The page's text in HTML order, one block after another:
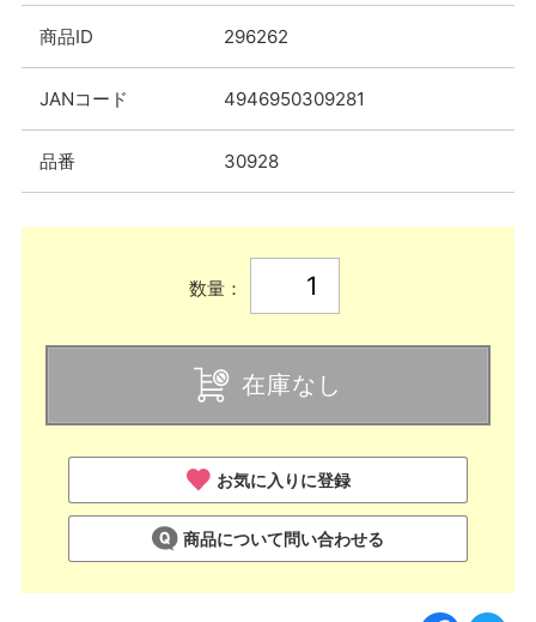
商品ID 296262
JANコード 4946950309281
品番 30928
数量：
在庫なし
お気に入りに登録
商品について問い合わせる